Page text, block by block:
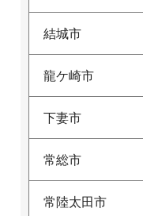
結城市
龍ケ崎市
下妻市
常総市
常陸太田市